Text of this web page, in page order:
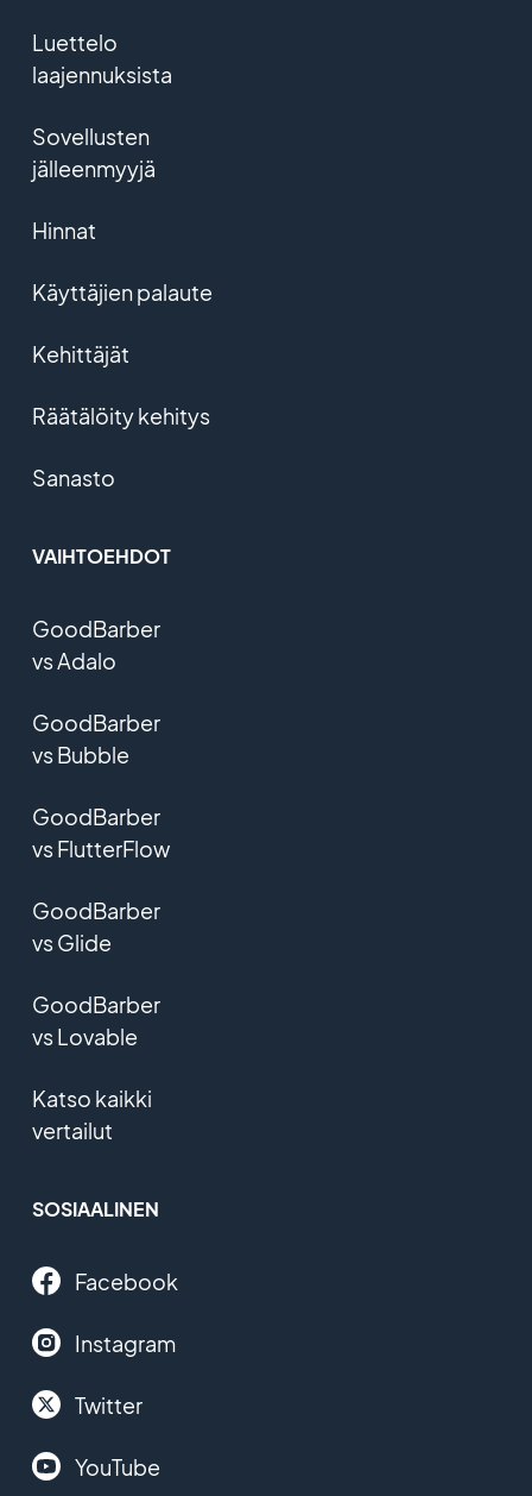
Luettelo
laajennuksista
Sovellusten
jälleenmyyjä
Hinnat
Käyttäjien palaute
Kehittäjät
Räätälöity kehitys
Sanasto
VAIHTOEHDOT
GoodBarber
vs Adalo
GoodBarber
vs Bubble
GoodBarber
vs FlutterFlow
GoodBarber
vs Glide
GoodBarber
vs Lovable
Katso kaikki
vertailut
SOSIAALINEN
Facebook
Instagram
Twitter
YouTube